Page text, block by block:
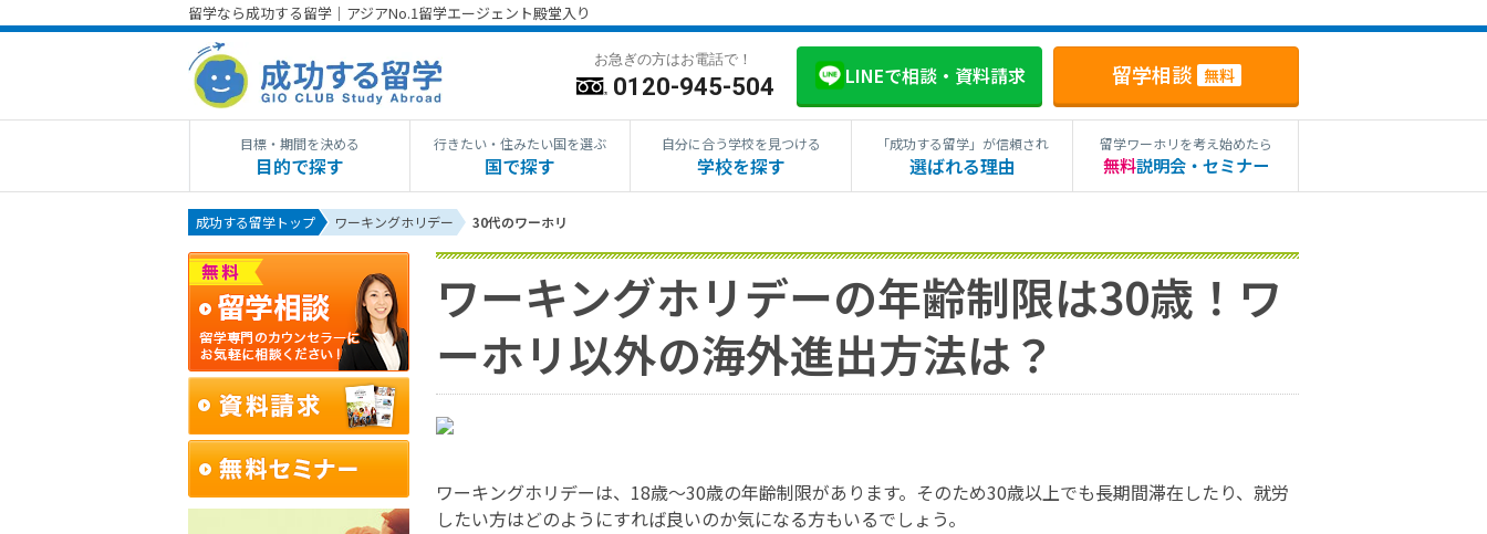
留学なら成功する留学｜アジアNo.1留学エージェント殿堂入り
お急ぎの方はお電話で！
0120-945-504 LINEで相談・資料請求 留学相談 無料
目標・期間を決める
目的で探す
行きたい・住みたい国を選ぶ
国で探す
自分に合う学校を見つける
学校を探す
「成功する留学」が信頼され
選ばれる理由
留学ワーホリを考え始めたら
無料説明会・セミナー
成功する留学トップ ワーキングホリデー 30代のワーホリ
ワーキングホリデーの年齢制限は30歳！ワ
ーホリ以外の海外進出方法は？
ワーキングホリデーは、18歳～30歳の年齢制限があります。そのため30歳以上でも長期間滞在したり、就労
したい方はどのようにすれば良いのか気になる方もいるでしょう。